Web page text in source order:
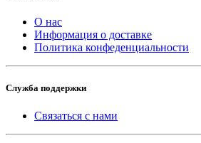
О нас
Информация о доставке
Политика конфеденциальности
Служба поддержки
Связаться с нами